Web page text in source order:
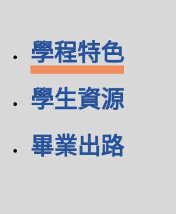
學程特色
學生資源
畢業出路